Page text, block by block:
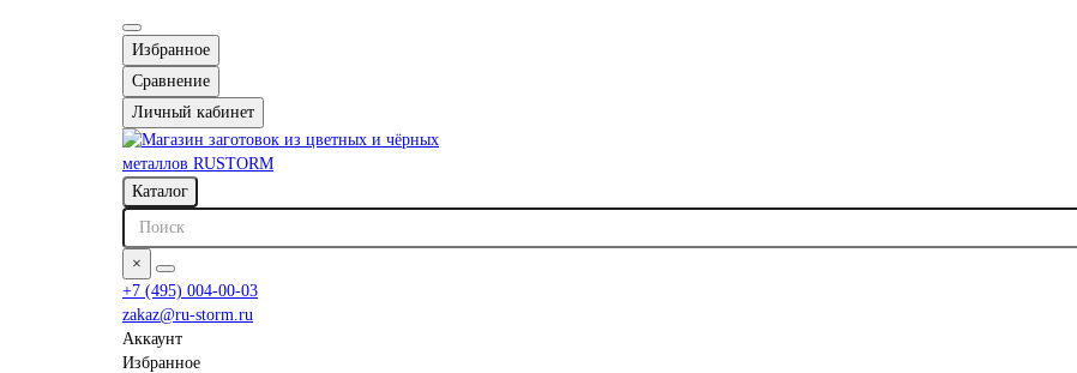
Избранное
Сравнение
Личный кабинет
Каталог
×
+7 (495) 004-00-03
zakaz@ru-storm.ru
Аккаунт
Избранное